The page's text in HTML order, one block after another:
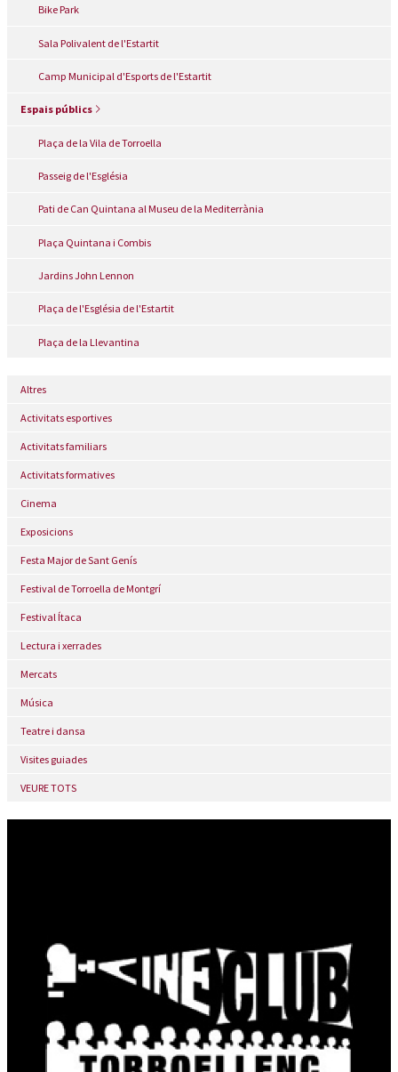
Bike Park
Sala Polivalent de l'Estartit
Camp Municipal d'Esports de l'Estartit
Espais públics
Plaça de la Vila de Torroella
Passeig de l'Església
Pati de Can Quintana al Museu de la Mediterrània
Plaça Quintana i Combis
Jardins John Lennon
Plaça de l'Església de l'Estartit
Plaça de la Llevantina
Altres
Activitats esportives
Activitats familiars
Activitats formatives
Cinema
Exposicions
Festa Major de Sant Genís
Festival de Torroella de Montgrí
Festival Ítaca
Lectura i xerrades
Mercats
Música
Teatre i dansa
Visites guiades
VEURE TOTS